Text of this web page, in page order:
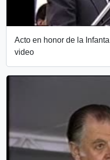
Acto en honor de la
video